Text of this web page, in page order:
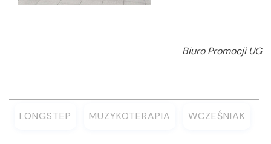
Biuro Promocji UG
LONGSTEP MUZYKOTERAPIA WCZEŚNIAK